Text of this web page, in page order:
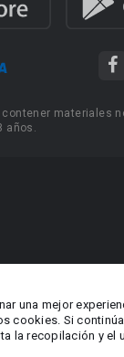
una mejor
cookies. Si
la recopilación y el
contener materiales
años.
de libros